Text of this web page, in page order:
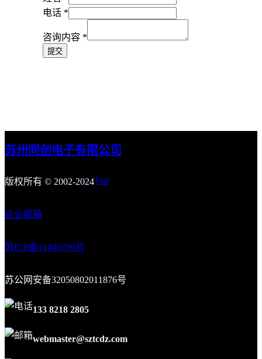
电话 *
咨询内容 *
提交
苏州同创电子有限公司
版权所有 © 2002-2024Top
企业邮箱
苏ICP备1 1040799号
苏公网安备32050802011876号
133 8218 2805
webmaster@sztcdz.com